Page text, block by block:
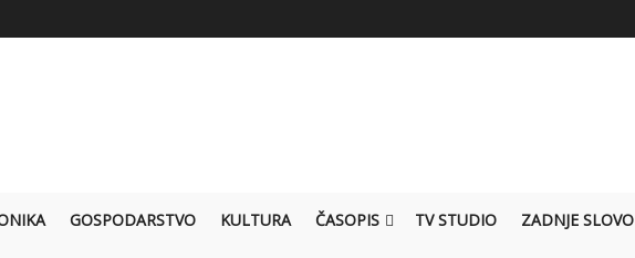
GOSPODARSTVO KULTURA ČASOPIS TV STUDIO ZADNJE SLOVO